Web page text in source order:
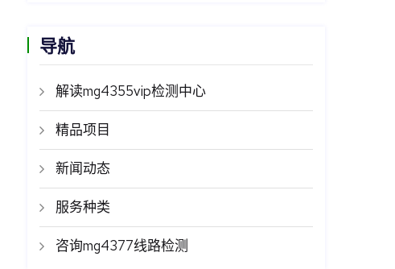
导航
解读mg4355vip检测中心
精品项目
新闻动态
服务种类
咨询mg4377线路检测